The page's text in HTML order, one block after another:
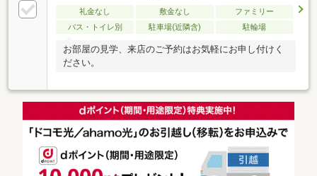
礼金なし 敷金なし
ファミリー
バス・トイレ別
駐車場(近隣含) 駐輪場
お部屋の見学、来店のご予約はお気軽にお申し付けく
ださい。